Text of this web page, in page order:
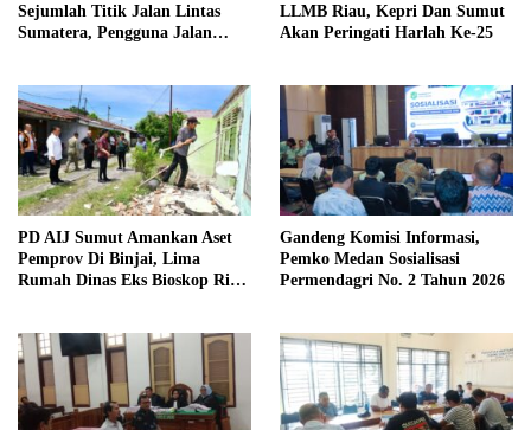
Sejumlah Titik Jalan Lintas
Sumatera, Pengguna Jalan
LLMB Riau, Kepri Dan Sumut
Akan Peringati Harlah Ke-25
PD AIJ Sumut Amankan Aset
Pemprov Di Binjai, Lima
Rumah Dinas Eks Bioskop Ria
Gandeng Komisi Informasi,
Pemko Medan Sosialisasi
Permendagri No. 2 Tahun 2026